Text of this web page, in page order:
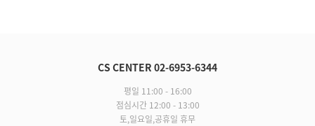
CS CENTER 02-6953-6344
평일 11:00 - 16:00
점심시간 12:00 - 13:00
토,일요일,공휴일 휴무